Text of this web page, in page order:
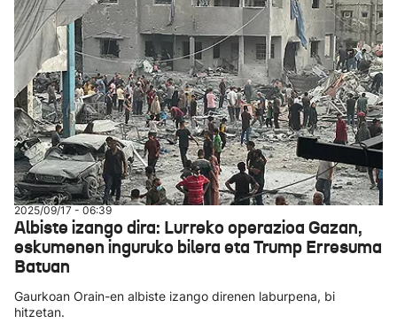
2025/09/17 - 06:39
Albiste izango dira: Lurreko operazioa Gazan,
eskumenen inguruko bilera eta Trump Erresuma
Batuan
Gaurkoan Orain-en albiste izango direnen laburpena, bi
hitzetan.